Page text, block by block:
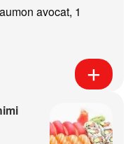
avocat, 1